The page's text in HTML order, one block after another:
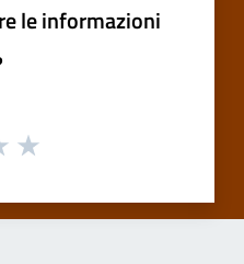
le informazioni